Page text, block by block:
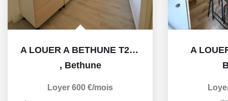
A LOUER A BETHUNE T2 AVEC JARDIN
, Bethune
Loyer 600 €/mois
A